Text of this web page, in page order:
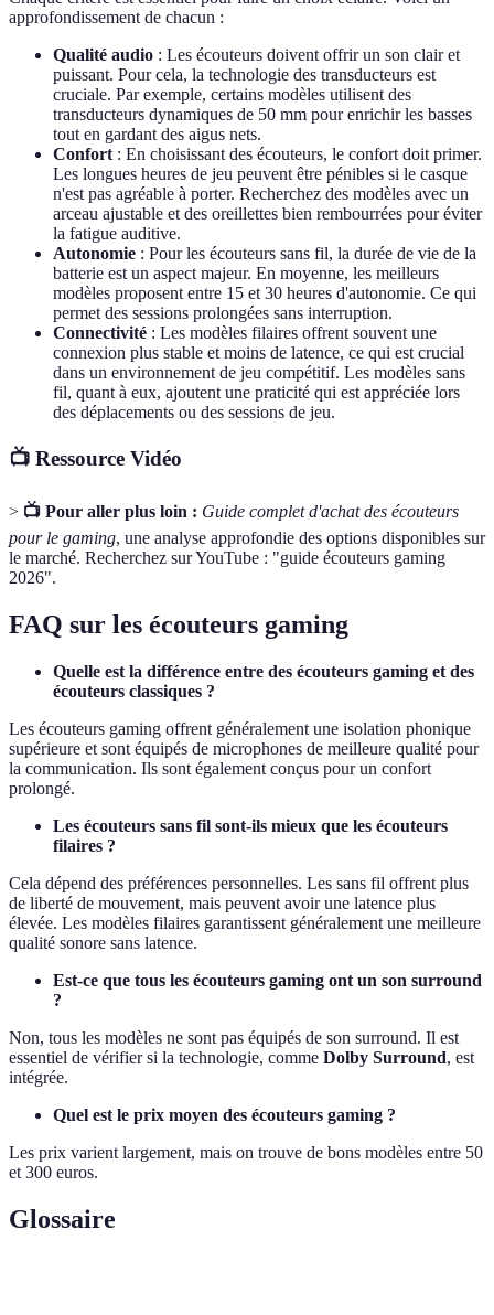
approfondissement de chacun :
Qualité audio : Les écouteurs doivent offrir un son clair et
puissant. Pour cela, la technologie des transducteurs est
cruciale. Par exemple, certains modèles utilisent des
transducteurs dynamiques de 50 mm pour enrichir les basses
tout en gardant des aigus nets.
Confort : En choisissant des écouteurs, le confort doit primer.
Les longues heures de jeu peuvent être pénibles si le casque
n'est pas agréable à porter. Recherchez des modèles avec un
arceau ajustable et des oreillettes bien rembourrées pour éviter
la fatigue auditive.
Autonomie : Pour les écouteurs sans fil, la durée de vie de la
batterie est un aspect majeur. En moyenne, les meilleurs
modèles proposent entre 15 et 30 heures d'autonomie. Ce qui
permet des sessions prolongées sans interruption.
Connectivité : Les modèles filaires offrent souvent une
connexion plus stable et moins de latence, ce qui est crucial
dans un environnement de jeu compétitif. Les modèles sans
fil, quant à eux, ajoutent une praticité qui est appréciée lors
des déplacements ou des sessions de jeu.
📺 Ressource Vidéo
> 📺 Pour aller plus loin : Guide complet d'achat des écouteurs
pour le gaming, une analyse approfondie des options disponibles sur
le marché. Recherchez sur YouTube : "guide écouteurs gaming
2026".
FAQ sur les écouteurs gaming
Quelle est la différence entre des écouteurs gaming et des
écouteurs classiques ?
Les écouteurs gaming offrent généralement une isolation phonique
supérieure et sont équipés de microphones de meilleure qualité pour
la communication. Ils sont également conçus pour un confort
prolongé.
Les écouteurs sans fil sont-ils mieux que les écouteurs
filaires ?
Cela dépend des préférences personnelles. Les sans fil offrent plus
de liberté de mouvement, mais peuvent avoir une latence plus
élevée. Les modèles filaires garantissent généralement une meilleure
qualité sonore sans latence.
Est-ce que tous les écouteurs gaming ont un son surround
?
Non, tous les modèles ne sont pas équipés de son surround. Il est
essentiel de vérifier si la technologie, comme Dolby Surround, est
intégrée.
Quel est le prix moyen des écouteurs gaming ?
Les prix varient largement, mais on trouve de bons modèles entre 50
et 300 euros.
Glossaire